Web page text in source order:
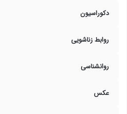
دکوراسیون
روابط زناشویی
روانشناسی
عکس